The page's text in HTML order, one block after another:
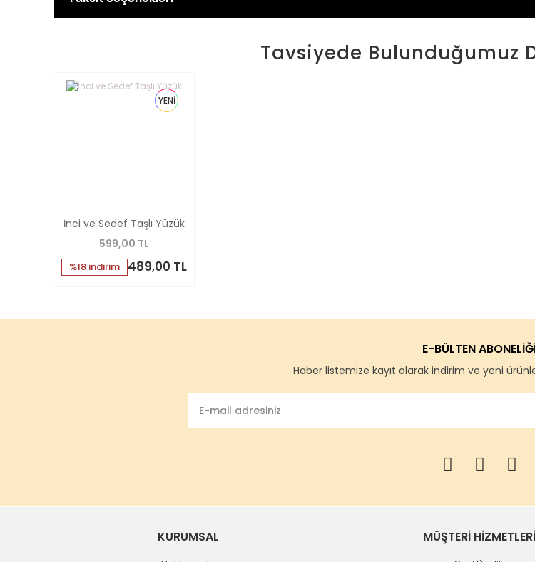
Tavsiyede Bulunduğumuz
YENİ
İnci ve Sedef Taşlı Yüzük
599,00 TL
%18 indirim 489,00 TL
E-BÜLTEN
Haber listemize kayıt olarak indirim ve yeni
KURUMSAL MÜŞTERİ HİZMETLERİ